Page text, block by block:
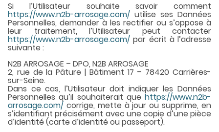
Si l’Utilisateur souhaite savoir comment
https://www.n2b-arrosage.com/ utilise ses Données
Personnelles, demander à les rectifier ou s’oppose à
leur traitement, l’Utilisateur peut contacter
https://www.n2b-arrosage.com/ par écrit à l’adresse
suivante :
N2B ARROSAGE – DPO, N2B ARROSAGE
2, rue de la Pâture | Bâtiment 17 – 78420 Carrières-
sur-Seine.
Dans ce cas, l’Utilisateur doit indiquer les Données
Personnelles qu’il souhaiterait que https://www.n2b-
arrosage.com/ corrige, mette à jour ou supprime, en
s’identifiant précisément avec une copie d’une pièce
d’identité (carte d’identité ou passeport).